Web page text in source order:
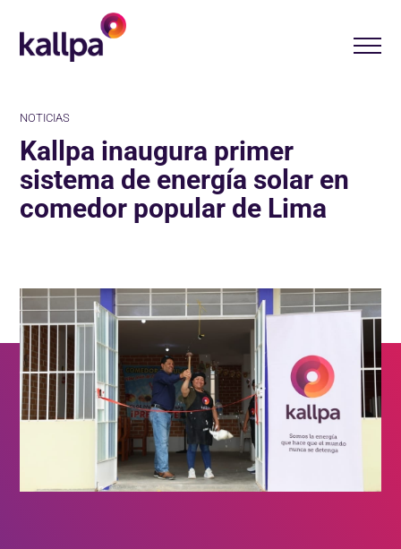
NOTICIAS
Kallpa inaugura primer
sistema de energía solar en
comedor popular de Lima